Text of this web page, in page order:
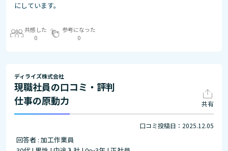
にしています。
共感した
0
参考になった
0
ディライズ株式会社
現職社員の口コミ・評判
仕事の原動力
共有
口コミ投稿日：2025.12.05
回答者 : 加工作業員